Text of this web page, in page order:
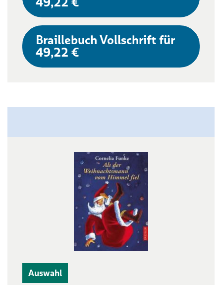
Braillebuch Vollschrift für
49,22 €
Auswahl